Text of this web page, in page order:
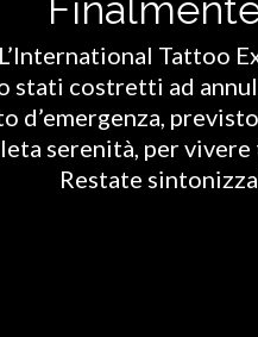
L’International Tattoo
stati costretti ad
d’emergenza,
serenità, per
Restate